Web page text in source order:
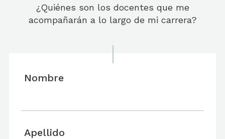
¿Quiénes son los docentes que me
acompañarán a lo largo de mi carrera?
Nombre
Apellido